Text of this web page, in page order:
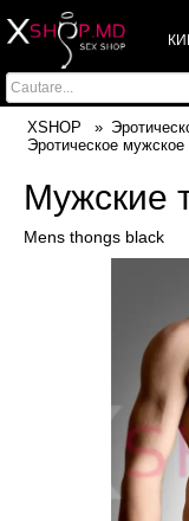
XSHOP
Эротическое мужское
Мужские
Mens thongs black